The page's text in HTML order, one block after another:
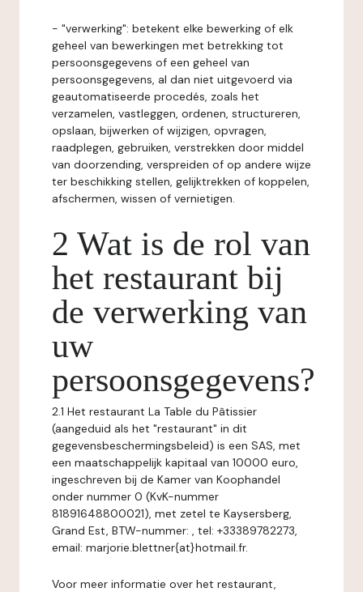
- "verwerking": betekent elke bewerking of elk
geheel van bewerkingen met betrekking tot
persoonsgegevens of een geheel van
persoonsgegevens, al dan niet uitgevoerd via
geautomatiseerde procedés, zoals het
verzamelen, vastleggen, ordenen, structureren,
opslaan, bijwerken of wijzigen, opvragen,
raadplegen, gebruiken, verstrekken door middel
van doorzending, verspreiden of op andere wijze
ter beschikking stellen, gelijktrekken of koppelen,
afschermen, wissen of vernietigen.
2 Wat is de rol van
het restaurant bij
de verwerking van
uw
persoonsgegevens?
2.1 Het restaurant La Table du Pâtissier
(aangeduid als het "restaurant" in dit
gegevensbeschermingsbeleid) is een SAS, met
een maatschappelijk kapitaal van 10000 euro,
ingeschreven bij de Kamer van Koophandel
onder nummer 0 (KvK-nummer
81891648800021), met zetel te Kaysersberg,
Grand Est, BTW-nummer: , tel: +33389782273,
email: marjorie.blettner{at}hotmail.fr.
Voor meer informatie over het restaurant,